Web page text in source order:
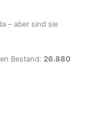
– aber sind sie
Bestand: 26.880